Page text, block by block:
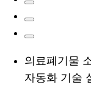
의료폐기물
자동화 기술